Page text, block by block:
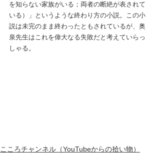
を知らない家族がいる；両者の断絶が表されて
いる）」というような終わり方の小説。この小
説は未完のまま終わったともされているが、奥
泉先生はこれを偉大なる失敗だと考えていらっ
しゃる。
こころチャンネル（YouTubeからの拾い物）